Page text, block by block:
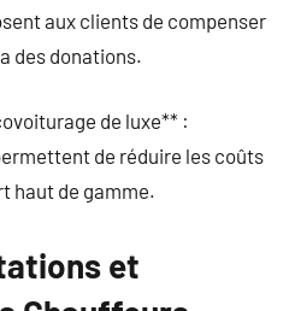
aux clients de compenser
des donations.
de luxe** :
de réduire les coûts
haut de gamme.
et